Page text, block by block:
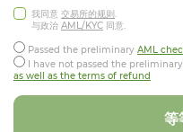
我同意 交易所的规则.
与政治 AML/KYC 同意.
Passed the preliminary AML
I have not passed the preliminary
as well as the terms of refund
等